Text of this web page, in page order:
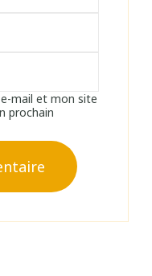
mail et mon site
prochain